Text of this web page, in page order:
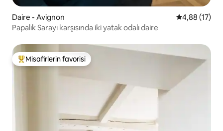
Daire - Avignon 5 üzerinden
4,88 (17)
Papalık Sarayı karşısında iki yatak odalı daire
Misafirlerin favorilerinden en beğenilenler arasında
Misafirlerin favorisi